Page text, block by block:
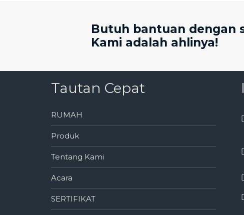
Butuh bantuan dengan
Kami adalah ahlinya!
Tautan Cepat
RUMAH
Produk
Tentang Kami
Acara
SERTIFIKAT